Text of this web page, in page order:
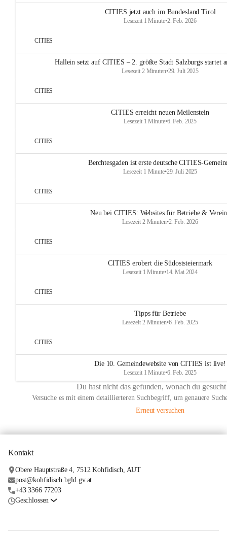
CITIES jetzt auch im Bundesland Tirol
Lesezeit 1 Minute•2. Feb. 2026
CITIES
Hallein setzt auf CITIES – 2. größte Stadt Salzburgs startet
Lesezeit 2 Minuten•29. Juli 2025
CITIES
CITIES erreicht neuen Meilenstein
Lesezeit 1 Minute•6. Feb. 2025
CITIES
Berchtesgaden ist erste deutsche CITIES-
Lesezeit 1 Minute•29. Juli 2025
CITIES
Neu bei CITIES: Websites für Betriebe &
Lesezeit 2 Minuten•2. Feb. 2026
CITIES
CITIES erobert die Südoststeiermark
Lesezeit 1 Minute•14. Mai 2024
CITIES
Tipps für Betriebe
Lesezeit 2 Minuten•6. Feb. 2025
CITIES
Die 10. Gemeindewebsite von CITIES ist live!
Lesezeit 1 Minute•6. Feb. 2025
Du hast nicht das gefunden, wonach du gesucht
Versuche es mit einem detaillierteren Suchbegriff, um genauere
Erneut versuchen
Kontakt
Obere Hauptstraße 4, 7512 Kohfidisch, AUT
post@kohfidisch.bgld.gv.at
+43 3366 77203
Geschlossen